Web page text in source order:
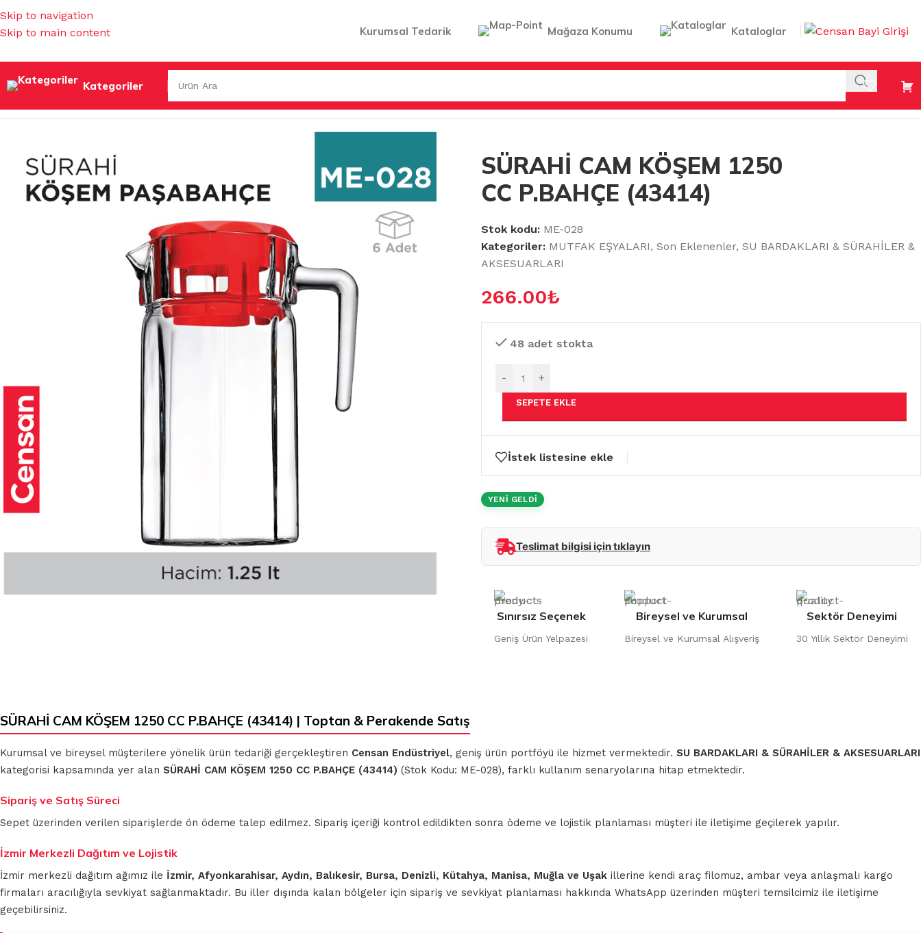
Skip to navigation
Skip to main content
Kurumsal Tedarik Mağaza Konumu Kataloglar
Kategoriler
SU BARDAKLARI & SÜRAHİLER & AKSESUARLARI/SÜRAHİ CAM KÖŞEM 1250 CC P.BAHÇE (43414)
SÜRAHİ CAM KÖŞEM 1250
CC P.BAHÇE (43414)
Stok kodu: ME-028
Kategoriler: MUTFAK EŞYALARI, Son Eklenenler, SU BARDAKLARI & SÜRAHİLER &
AKSESUARLARI
266.00₺
48 adet stokta
- +
SEPETE EKLE
İstek listesine ekle
YENİ GELDİ
Teslimat bilgisi için tıklayın
Sınırsız Seçenek
Geniş Ürün Yelpazesi
Bireysel ve Kurumsal
Bireysel ve Kurumsal Alışveriş
Sektör Deneyimi
30 Yıllık Sektör Deneyimi
SÜRAHİ CAM KÖŞEM 1250 CC P.BAHÇE (43414) | Toptan & Perakende Satış
Kurumsal ve bireysel müşterilere yönelik ürün tedariği gerçekleştiren Censan Endüstriyel, geniş ürün portföyü ile hizmet vermektedir. SU BARDAKLARI & SÜRAHİLER & AKSESUARLARI
kategorisi kapsamında yer alan SÜRAHİ CAM KÖŞEM 1250 CC P.BAHÇE (43414) (Stok Kodu: ME-028), farklı kullanım senaryolarına hitap etmektedir.
Sipariş ve Satış Süreci
Sepet üzerinden verilen siparişlerde ön ödeme talep edilmez. Sipariş içeriği kontrol edildikten sonra ödeme ve lojistik planlaması müşteri ile iletişime geçilerek yapılır.
İzmir Merkezli Dağıtım ve Lojistik
İzmir merkezli dağıtım ağımız ile İzmir, Afyonkarahisar, Aydın, Balıkesir, Bursa, Denizli, Kütahya, Manisa, Muğla ve Uşak illerine kendi araç filomuz, ambar veya anlaşmalı kargo
firmaları aracılığıyla sevkiyat sağlanmaktadır. Bu iller dışında kalan bölgeler için sipariş ve sevkiyat planlaması hakkında WhatsApp üzerinden müşteri temsilcimiz ile iletişime
geçebilirsiniz.